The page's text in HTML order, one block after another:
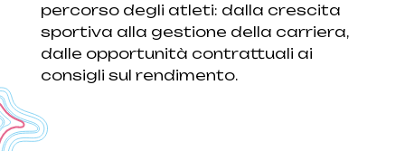
percorso degli atleti: dalla crescita
sportiva alla gestione della carriera,
dalle opportunità contrattuali ai
consigli sul rendimento.